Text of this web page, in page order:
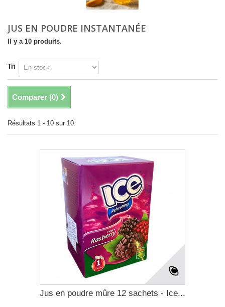
JUS EN POUDRE INSTANTANÉE
Il y a 10 produits.
Tri
Comparer (0)
Résultats 1 - 10 sur 10.
Jus en poudre mûre 12 sachets - Ice...